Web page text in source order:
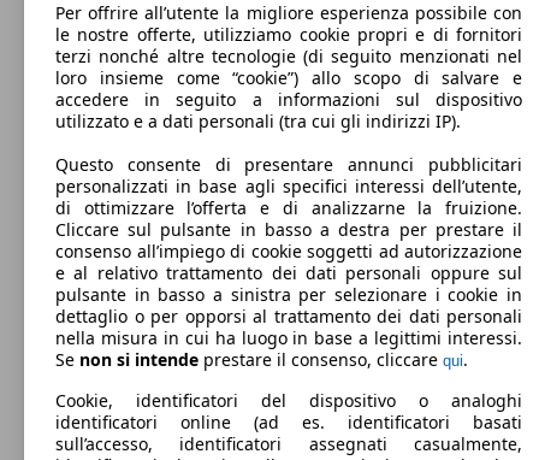
Benzina
Carburante
132 g/km
Emissioni di CO2 (combinato)*
Consumi
Per offrire all’utente la migliore esperienza possibile con
le nostre offerte, utilizziamo cookie propri e di fornitori
terzi nonché altre tecnologie (di seguito menzionati nel
loro insieme come “cookie”) allo scopo di salvare e
accedere in seguito a informazioni sul dispositivo
utilizzato e a dati personali (tra cui gli indirizzi IP).
Questo consente di presentare annunci pubblicitari
personalizzati in base agli specifici interessi dell’utente,
di ottimizzare l’offerta e di analizzarne la fruizione.
Cliccare sul pulsante in basso a destra per prestare il
consenso all’impiego di cookie soggetti ad autorizzazione
e al relativo trattamento dei dati personali oppure sul
pulsante in basso a sinistra per selezionare i cookie in
dettaglio o per opporsi al trattamento dei dati personali
nella misura in cui ha luogo in base a legittimi interessi.
Se non si intende prestare il consenso, cliccare qui.
Cookie, identificatori del dispositivo o analoghi
identificatori online (ad es. identificatori basati
sull’accesso, identificatori assegnati casualmente,